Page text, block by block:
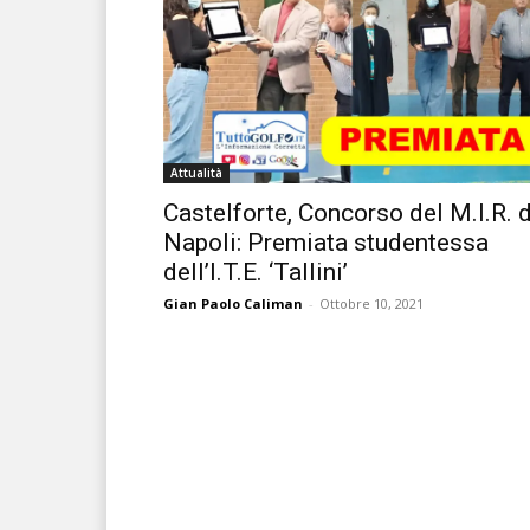
Attualità
Castelforte, Concorso del M.I.R.
Napoli: Premiata studentessa
dell’I.T.E. ‘Tallini’
Gian Paolo Caliman - Ottobre 10, 2021